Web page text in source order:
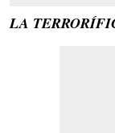
LA